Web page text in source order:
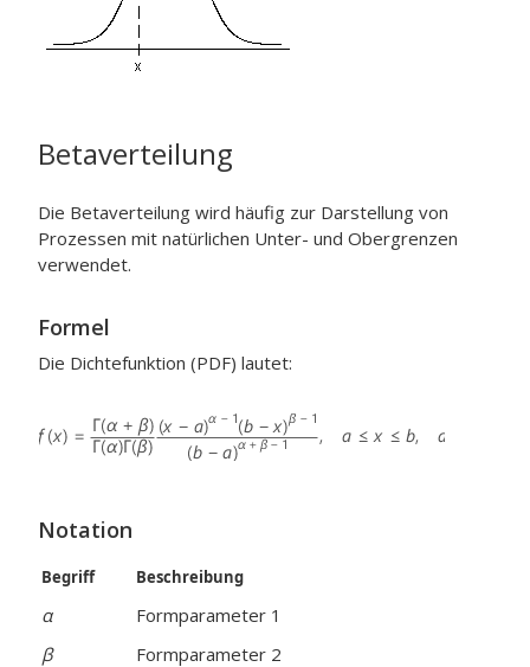
Betaverteilung
Die Betaverteilung wird häufig zur Darstellung von
Prozessen mit natürlichen Unter- und Obergrenzen
verwendet.
Formel
Die Dichtefunktion (PDF) lautet:
Notation
Begriff Beschreibung
α
Formparameter 1
β
Formparameter 2